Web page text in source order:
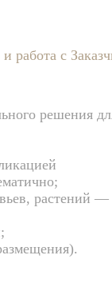
работа с
решения
растений —